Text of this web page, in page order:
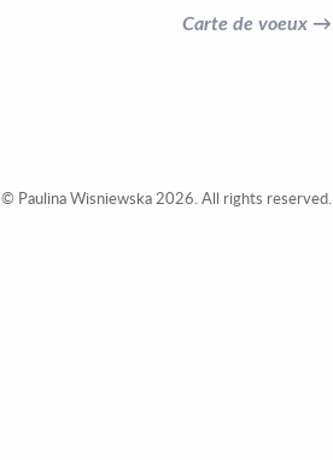
Carte de voeux →
© Paulina Wisniewska 2026. All rights reserved.